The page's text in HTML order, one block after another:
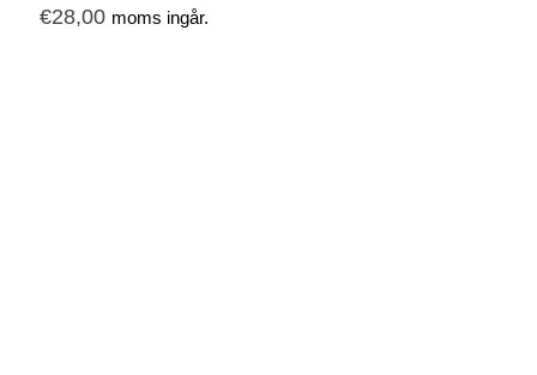
€28,00 moms ingår.